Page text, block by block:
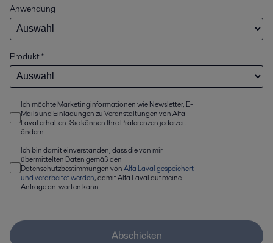
Anwendung
Produkt*
Ich möchte Marketinginformationen wie Newsletter, E-
Mails und Einladungen zu Veranstaltungen von Alfa
Laval erhalten. Sie können Ihre Präferenzen jederzeit
ändern.
Ich bin damit einverstanden, dass die von mir
übermittelten Daten gemäß den
Datenschutzbestimmungen vonAlfa Laval gespeichert
und verarbeitet werden, damit Alfa Laval auf meine
Anfrage antworten kann.
Abschicken